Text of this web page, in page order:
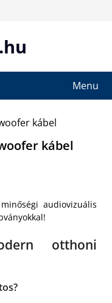
Menu
kábel
audiovizuális
otthoni